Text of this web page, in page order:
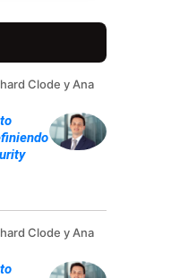
Clode y Ana
Clode y Ana